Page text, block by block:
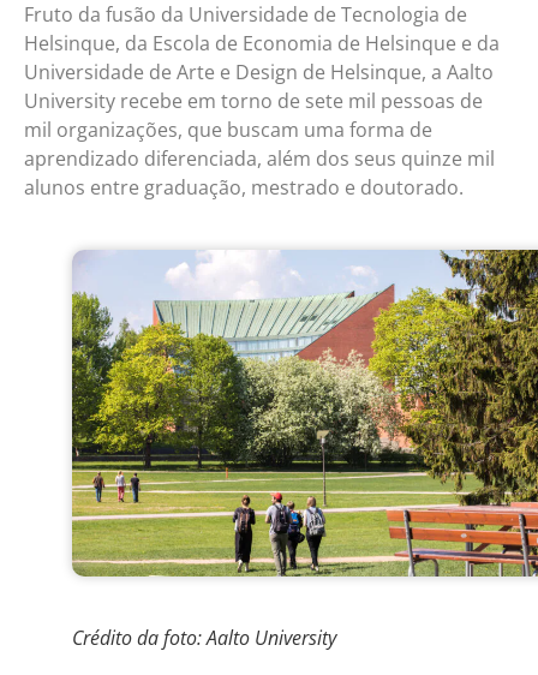
Fruto da fusão da Universidade de Tecnologia de
Helsinque, da Escola de Economia de Helsinque e da
Universidade de Arte e Design de Helsinque, a Aalto
University recebe em torno de sete mil pessoas de
mil organizações, que buscam uma forma de
aprendizado diferenciada, além dos seus quinze mil
alunos entre graduação, mestrado e doutorado.
Crédito da foto: Aalto University